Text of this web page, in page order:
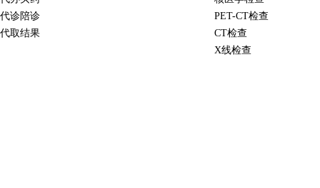
代诊陪诊
代取结果
PET-CT检查
CT检查
X线检查